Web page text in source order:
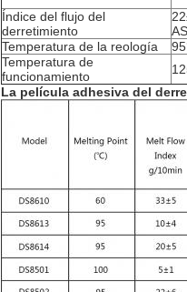
Índice del flujo del
derretimiento
Temperatura de la reología
Temperatura de
funcionamiento
La película adhesiva del